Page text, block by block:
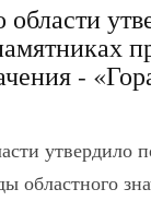
области
-
утвердило
областного